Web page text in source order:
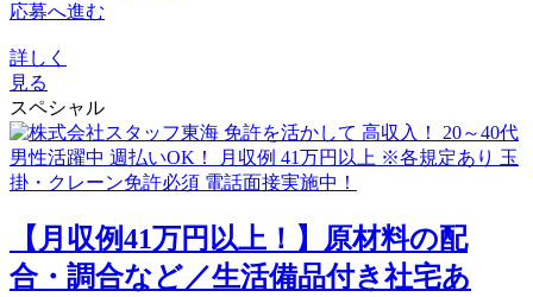
応募へ進む
詳しく
見る
スペシャル
【月収例41万円以上！】原材料の配
合・調合など／生活備品付き社宅あ